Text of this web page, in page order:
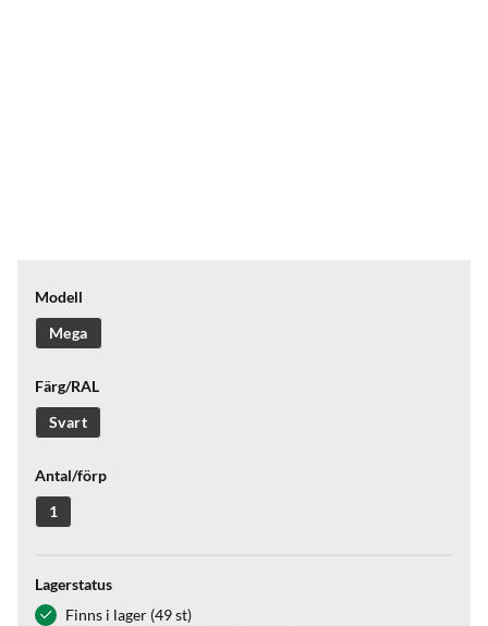
Modell
Mega
Färg/RAL
Svart
Antal/förp
1
Lagerstatus
Finns i lager (49 st)